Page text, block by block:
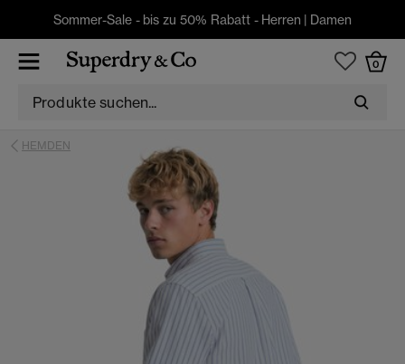
Sommer-Sale - bis zu 50% Rabatt - Herren | Damen
0
HEMDEN